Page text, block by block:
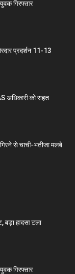
गिरफ्तार
प्रदर्शन 11-13
अधिकारी को राहत
से चाची-भतीजा मलबे
बड़ा हादसा टला
गिरफ्तार